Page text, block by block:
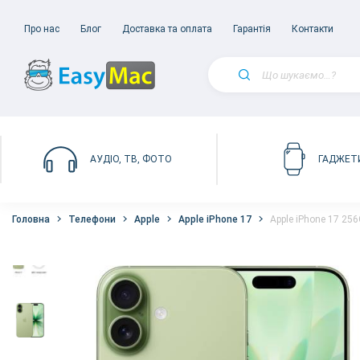
Про нас Блог Доставка та оплата Гарантія Контакти
АУДІО, ТВ, ФОТО
Головна Телефони Apple Apple iPhone 17 Apple iPhone 17